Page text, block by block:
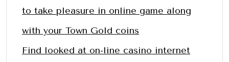
to take pleasure in online game along
with your Town Gold coins
Find looked at on-line casino internet